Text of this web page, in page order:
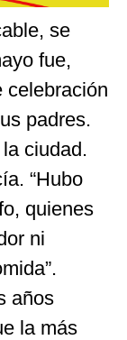
se
fue,
celebración
padres.
ciudad.
“Hubo
quienes
ni
años
la más